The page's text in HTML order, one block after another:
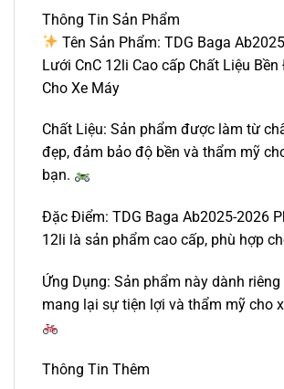
Thông Tin Sản Phẩm
Tên Sản Phẩm: TDG Baga
Lưới CnC 12li Cao cấp Chất Liệu Bền
Cho Xe Máy
Chất Liệu: Sản phẩm được làm từ
đẹp, đảm bảo độ bền và thẩm mỹ
bạn.
Đặc Điểm: TDG Baga Ab2025-2026
12li là sản phẩm cao cấp, phù hợp
Ứng Dụng: Sản phẩm này dành riêng
mang lại sự tiện lợi và thẩm mỹ cho
Thông Tin Thêm